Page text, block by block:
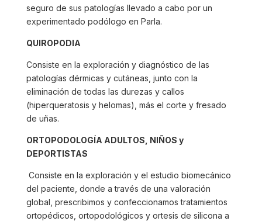
seguro de sus patologías llevado a cabo por un
experimentado podólogo en Parla.
QUIROPODIA
Consiste en la exploración y diagnóstico de las
patologías dérmicas y cutáneas, junto con la
eliminación de todas las durezas y callos
(hiperqueratosis y helomas), más el corte y fresado
de uñas.
ORTOPODOLOGÍA ADULTOS, NIÑOS y
DEPORTISTAS
Consiste en la exploración y el estudio biomecánico
del paciente, donde a través de una valoración
global, prescribimos y confeccionamos tratamientos
ortopédicos, ortopodológicos y ortesis de silicona a